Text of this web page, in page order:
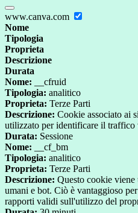
www.canva.com
Nome
Tipologia
Proprieta
Descrizione
Durata
Nome: __cfruid
Tipologia: analitico
Proprieta: Terze Parti
Descrizione: Cookie associato ai
utilizzato per identificare il traffico
Durata: Sessione
Nome: __cf_bm
Tipologia: analitico
Proprieta: Terze Parti
Descrizione: Questo cookie
umani e bot. Ciò è vantaggioso
rapporti validi sull'utilizzo del